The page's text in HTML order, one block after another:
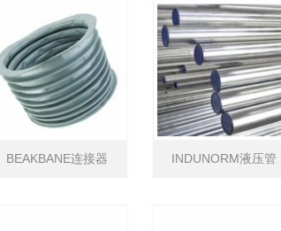
BEAKBANE连接器 INDUNORM液压管